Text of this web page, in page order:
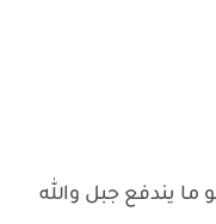
يندفع جبل والله